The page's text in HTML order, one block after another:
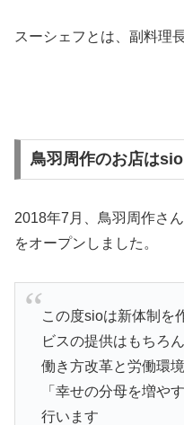
スーシェフとは、副料理
鳥羽周作のお店はsio
2018年7月、鳥羽周作さ
をオープンしました。
この度sioは新体制を
ビスの提供はもちろ
働き方改革と労働環
「幸せの分母を増や
行います